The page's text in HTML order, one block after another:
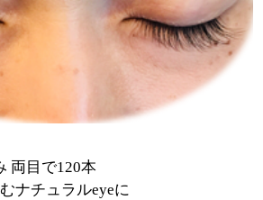
両目で120本
ナチュラルeyeに